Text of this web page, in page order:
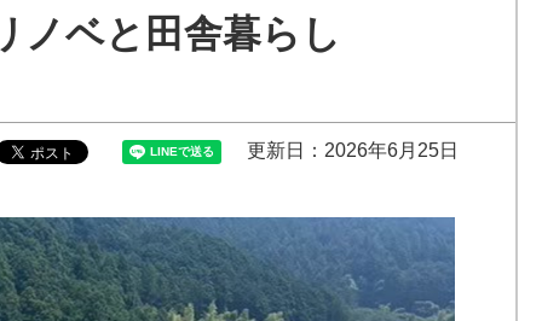
ノベと田舎暮らし
更新日：2026年6月25日